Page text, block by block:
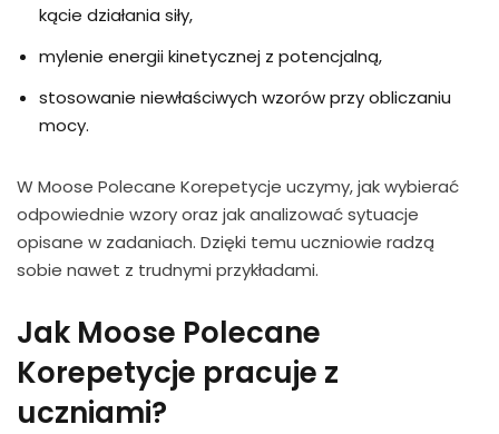
kącie działania siły,
mylenie energii kinetycznej z potencjalną,
stosowanie niewłaściwych wzorów przy obliczaniu
mocy.
W Moose Polecane Korepetycje uczymy, jak wybierać
odpowiednie wzory oraz jak analizować sytuacje
opisane w zadaniach. Dzięki temu uczniowie radzą
sobie nawet z trudnymi przykładami.
Jak Moose Polecane
Korepetycje pracuje z
uczniami?